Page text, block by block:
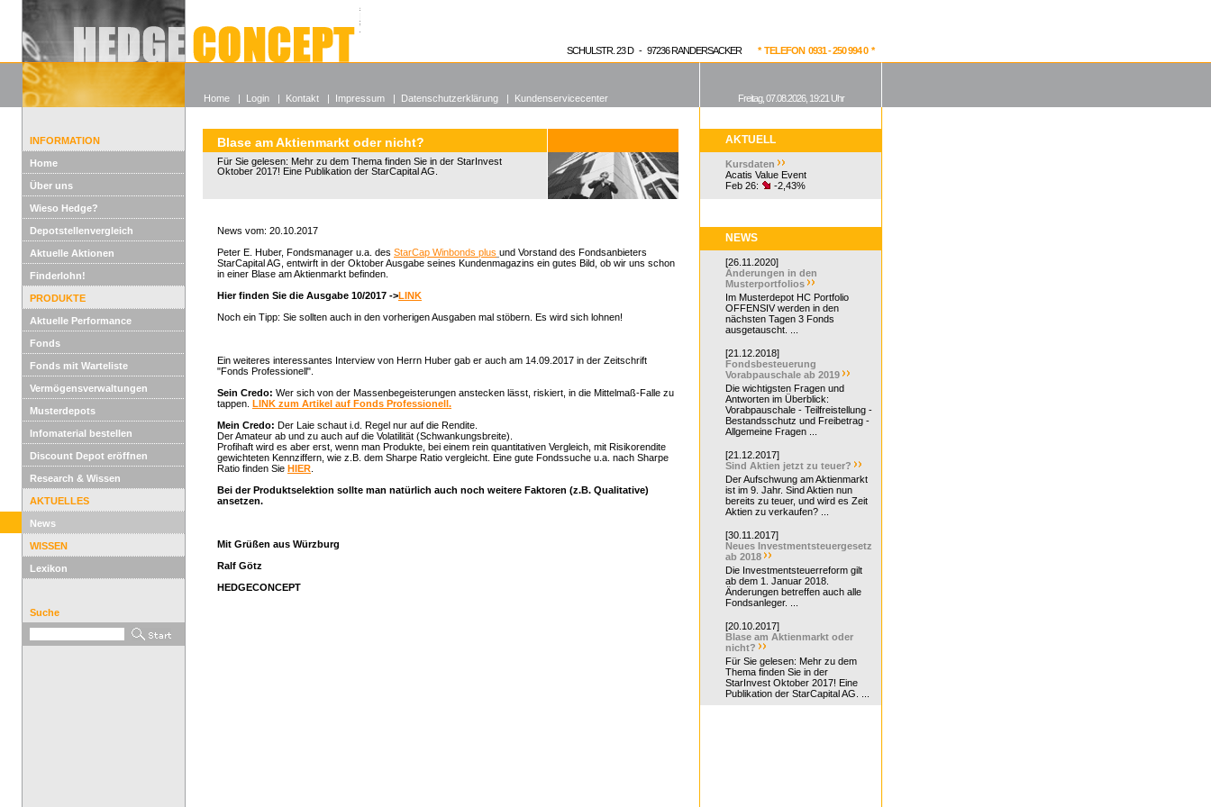
Alle offenen Fonds
Wieso Hedgefonds?
SCHULSTR. 23 D - 97236 RANDERSACKER * TELEFON 0931 - 250 994 0 *
INFORMATION
Home
Über uns
Wieso Hedge?
Depotstellenvergleich
Aktuelle Aktionen
Finderlohn!
PRODUKTE
Aktuelle Performance
Fonds
Fonds mit Warteliste
Vermögensverwaltungen
Musterdepots
Infomaterial bestellen
Discount Depot eröffnen
Research & Wissen
AKTUELLES
News
WISSEN
Lexikon
Suche
Blase am Aktienmarkt oder nicht?
Für Sie gelesen: Mehr zu dem Thema finden Sie in der StarInvest
Oktober 2017! Eine Publikation der StarCapital AG.
News vom: 20.10.2017
Peter E. Huber, Fondsmanager u.a. des StarCap Winbonds plus und Vorstand des Fondsanbieters
StarCapital AG, entwirft in der Oktober Ausgabe seines Kundenmagazins ein gutes Bild, ob wir uns schon
in einer Blase am Aktienmarkt befinden.
Hier finden Sie die Ausgabe 10/2017 ->LINK
Noch ein Tipp: Sie sollten auch in den vorherigen Ausgaben mal stöbern. Es wird sich lohnen!
Ein weiteres interessantes Interview von Herrn Huber gab er auch am 14.09.2017 in der Zeitschrift
"Fonds Professionell".
Sein Credo: Wer sich von der Massenbegeisterungen anstecken lässt, riskiert, in die Mittelmaß-Falle zu
tappen. LINK zum Artikel auf Fonds Professionell.
Mein Credo: Der Laie schaut i.d. Regel nur auf die Rendite.
Der Amateur ab und zu auch auf die Volatilität (Schwankungsbreite).
Profihaft wird es aber erst, wenn man Produkte, bei einem rein quantitativen Vergleich, mit Risikorendite
gewichteten Kennziffern, wie z.B. dem Sharpe Ratio vergleicht. Eine gute Fondssuche u.a. nach Sharpe
Ratio finden Sie HIER
Bei der Produktselektion sollte man natürlich auch noch weitere Faktoren (z.B. Qualitative)
ansetzen.
Mit Grüßen aus Würzburg
Ralf Götz
HEDGECONCEPT
AKTUELL
Kursdaten
Acatis Value Event
Feb 26:
-2,43%
NEWS
[26.11.2020]
Änderungen in den
Musterportfolios
Im Musterdepot HC Portfolio
OFFENSIV werden in den
nächsten Tagen 3 Fonds
ausgetauscht. ...
[21.12.2018]
Fondsbesteuerung
Vorabpauschale ab 2019
Die wichtigsten Fragen und
Antworten im Überblick:
Vorabpauschale - Teilfreistellung -
Bestandsschutz und Freibetrag -
Allgemeine Fragen ...
[21.12.2017]
Sind Aktien jetzt zu teuer?
Der Aufschwung am Aktienmarkt
ist im 9. Jahr. Sind Aktien nun
bereits zu teuer, und wird es Zeit
Aktien zu verkaufen? ...
[30.11.2017]
Neues Investmentsteuergesetz
ab 2018
Die Investmentsteuerreform gilt
ab dem 1. Januar 2018.
Änderungen betreffen auch alle
Fondsanleger. ...
[20.10.2017]
Blase am Aktienmarkt oder
nicht?
Für Sie gelesen: Mehr zu dem
Thema finden Sie in der
StarInvest Oktober 2017! Eine
Publikation der StarCapital AG. ...
Home | Login | Kontakt | Impressum | Datenschutzerklärung | Kundenservicecenter Freitag, 07.08.2026, 19:21 Uhr